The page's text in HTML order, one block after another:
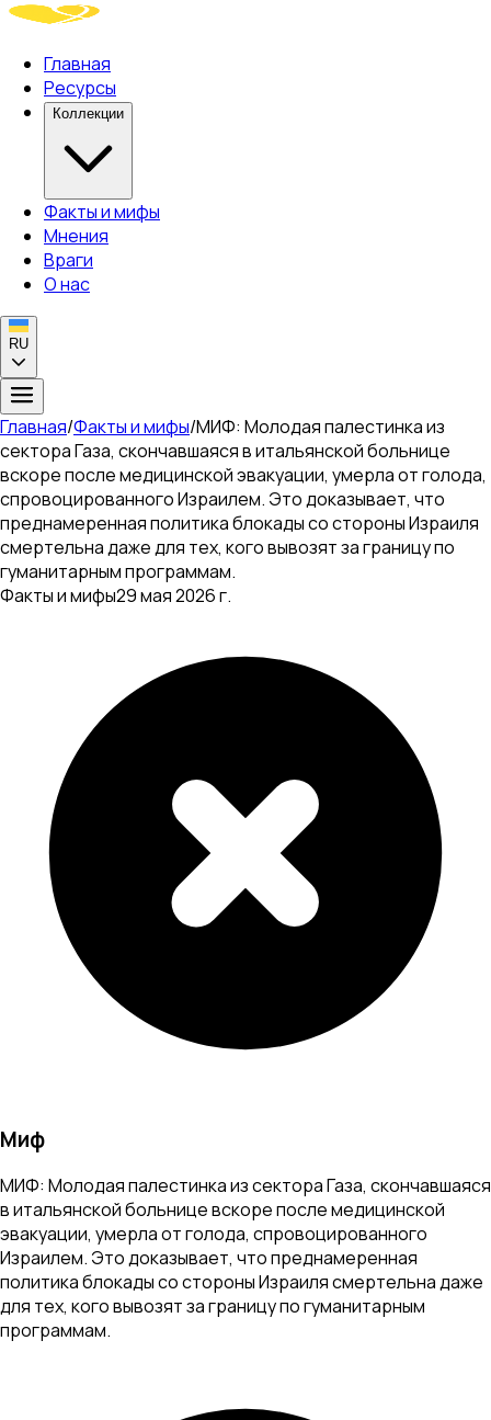
Главная
Ресурсы
Коллекции
Факты и мифы
Мнения
Враги
О нас
RU
Главная/Факты и мифы/МИФ: Молодая палестинка из
сектора Газа, скончавшаяся в итальянской больнице
вскоре после медицинской эвакуации, умерла от голода,
спровоцированного Израилем. Это доказывает, что
преднамеренная политика блокады со стороны Израиля
смертельна даже для тех, кого вывозят за границу по
гуманитарным программам.
Факты и мифы29 мая 2026 г.
Миф
МИФ: Молодая палестинка из сектора Газа, скончавшаяся
в итальянской больнице вскоре после медицинской
эвакуации, умерла от голода, спровоцированного
Израилем. Это доказывает, что преднамеренная
политика блокады со стороны Израиля смертельна даже
для тех, кого вывозят за границу по гуманитарным
программам.